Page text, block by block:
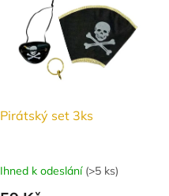
Pirátský set 3ks
Ihned k odeslání (>5 ks)